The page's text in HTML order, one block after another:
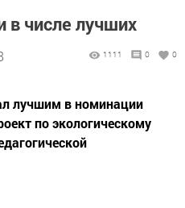
в числе лучших
1111 0 0
лучшим в номинации
по экологическому